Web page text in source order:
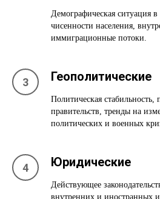
Демографическая ситуация
чисенности населения,
иммиграционные потоки.
Геополитические
Политическая стабильность,
правительств, тренды на
политических и военных
Юридические
Действующее
внутренних и иностранных